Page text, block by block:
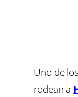
Uno de
rodean a